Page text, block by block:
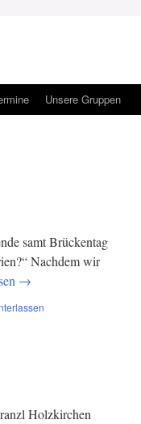
Unsere Gruppen
samt Brückentag
Nachdem wir
→
Holzkirchen